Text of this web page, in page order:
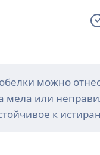
можно
мела или
к